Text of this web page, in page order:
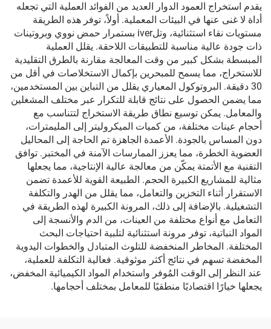
يقدم استخراج العمود الدوار العديد من الفوائد العملية التي تجعله
أداة لا غنى عنها في البيئات المعملية. أولاً، توفر هذه الطريقة
مستويات نقاء استثنائية، وتلiver بستمرار حمض نووي وبروتينات
ذات جودة عالية مناسبة للتطبيقات اللاحقة. يقلل العملية
المبسطة بشكل كبير من وقت المعالجة مقارنة بالطرق التقليدية
للاستخراج، مما يسمح للمبحرين بإكمال الاستخلاصات في أقل من
30 دقيقة. البروتوكول المعياري يقلل من التباين بين المستخدمين،
مما يضمن الحصول على نتائج قابلة للتكرار عبر مختلف المشغلين
والمعامل. يمكن توسيع نطاق طريقة الاستخراج لتتناسب مع
أحجام عينات مختلفة، من كميات الميكروليتر إلى المليمترات،
دون المساس بالجودة. الأعمدة الجاهزة تم الحاجة إلى المحاليل
العضوية الخطرة، مما يعزز الممارسات الآمنة في المختبر. توافق
التقنية مع الأتمتة يمكّن من معالجة عالية الإنتاجية، مما يجعلها
مثالية للمشاريع الكبيرة الحجم. الطبيعة القوية للأعمدة تضمن
الاستقرار أثناء التخزين والتعامل، مما يقلل من الهدر والتكلفة
التشغيلية. بالإضافة إلى ذلك، المرونة الكبيرة لهذه الطريقة في
التعامل مع أنواع مختلفة من العينات، من الدم والأنسجة إلى
المواد النباتية، توفر مرونة استثنائية لتلبية احتياجات البحث
المختلفة. المخاطر المنخفضة للتلوث المتبادل والخطوات اليدوية
المخفضة تسهم في نتائج أكثر موثوقية. فعالية التكلفة للعملية،
عند النظر إلى الوقت المُوفر واستخدام المواد الكيميائية المخفض،
يجعلها خيارًا اقتصاديًا منطقيًا للمعامل بمختلف أحجامها.